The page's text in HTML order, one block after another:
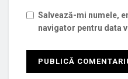
Salvează-mi numele,
navigator pentru data